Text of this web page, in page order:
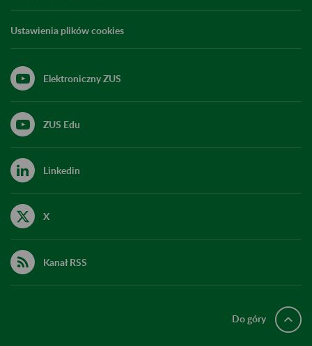
Ustawienia plików cookies
Elektroniczny ZUS
ZUS Edu
Linkedin
X
Kanał RSS
Do góry